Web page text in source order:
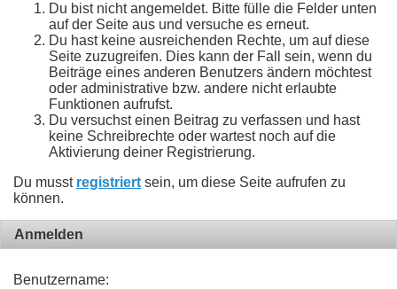
Du bist nicht angemeldet. Bitte fülle die Felder unten
auf der Seite aus und versuche es erneut.
Du hast keine ausreichenden Rechte, um auf diese
Seite zuzugreifen. Dies kann der Fall sein, wenn du
Beiträge eines anderen Benutzers ändern möchtest
oder administrative bzw. andere nicht erlaubte
Funktionen aufrufst.
Du versuchst einen Beitrag zu verfassen und hast
keine Schreibrechte oder wartest noch auf die
Aktivierung deiner Registrierung.
Du musst registriert sein, um diese Seite aufrufen zu
können.
Anmelden
Benutzername: